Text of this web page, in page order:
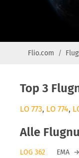
Flio.com
Top 3
LO 773, LO 774,
Alle
LOG 362 EMA →